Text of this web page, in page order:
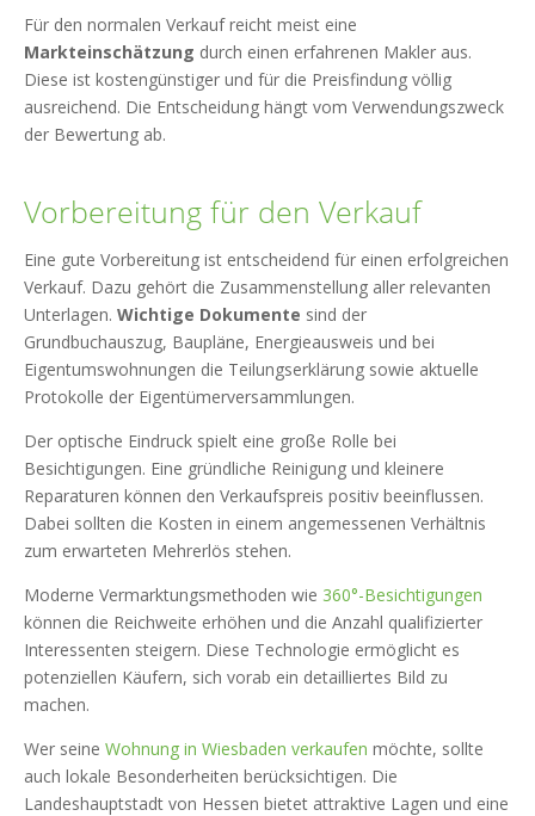
Für den normalen Verkauf reicht meist eine
Markteinschätzung durch einen erfahrenen Makler aus.
Diese ist kostengünstiger und für die Preisfindung völlig
ausreichend. Die Entscheidung hängt vom Verwendungszweck
der Bewertung ab.
Vorbereitung für den Verkauf
Eine gute Vorbereitung ist entscheidend für einen erfolgreichen
Verkauf. Dazu gehört die Zusammenstellung aller relevanten
Unterlagen. Wichtige Dokumente sind der
Grundbuchauszug, Baupläne, Energieausweis und bei
Eigentumswohnungen die Teilungserklärung sowie aktuelle
Protokolle der Eigentümerversammlungen.
Der optische Eindruck spielt eine große Rolle bei
Besichtigungen. Eine gründliche Reinigung und kleinere
Reparaturen können den Verkaufspreis positiv beeinflussen.
Dabei sollten die Kosten in einem angemessenen Verhältnis
zum erwarteten Mehrerlös stehen.
Moderne Vermarktungsmethoden wie 360°-Besichtigungen
können die Reichweite erhöhen und die Anzahl qualifizierter
Interessenten steigern. Diese Technologie ermöglicht es
potenziellen Käufern, sich vorab ein detailliertes Bild zu
machen.
Wer seine Wohnung in Wiesbaden verkaufen möchte, sollte
auch lokale Besonderheiten berücksichtigen. Die
Landeshauptstadt von Hessen bietet attraktive Lagen und eine